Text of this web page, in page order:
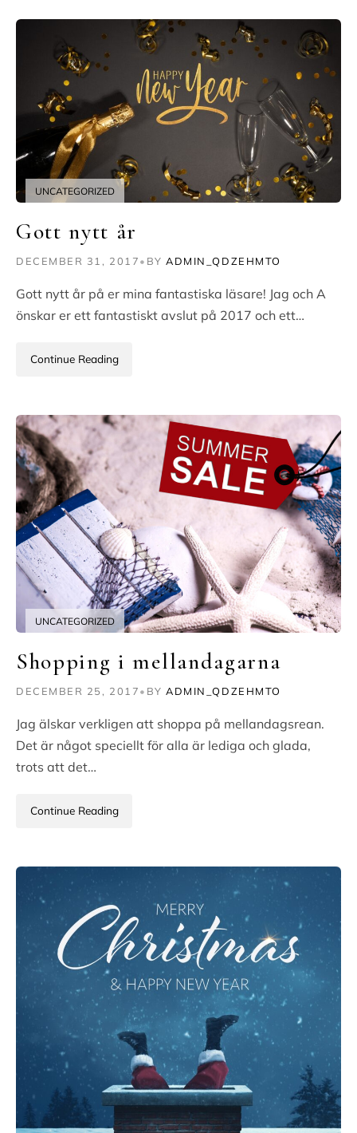
UNCATEGORIZED
Gott nytt år
DECEMBER 31, 2017• BYADMIN_QDZEHMTO
Gott nytt år på er mina fantastiska läsare! Jag och A
önskar er ett fantastiskt avslut på 2017 och ett…
Continue Reading
UNCATEGORIZED
Shopping i mellandagarna
DECEMBER 25, 2017• BYADMIN_QDZEHMTO
Jag älskar verkligen att shoppa på mellandagsrean.
Det är något speciellt för alla är lediga och glada,
trots att det…
Continue Reading